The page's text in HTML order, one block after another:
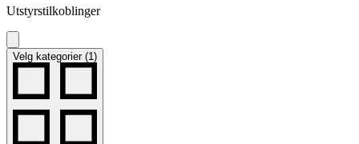
Utstyrstilkoblinger
Velg kategorier (1)